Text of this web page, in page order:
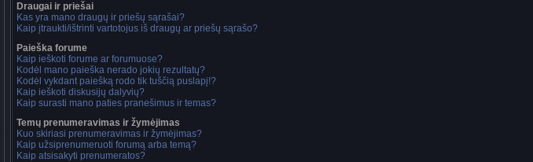
Draugai ir priešai
Kas yra mano draugų ir priešų sąrašai?
Kaip įtraukti/ištrinti vartotojus iš draugų ar priešų sąrašo?
Paieška forume
Kaip ieškoti forume ar forumuose?
Kodėl mano paieška nerado jokių rezultatų?
Kodėl vykdant paiešką rodo tik tuščią puslapį!?
Kaip ieškoti diskusijų dalyvių?
Kaip surasti mano paties pranešimus ir temas?
Temų prenumeravimas ir žymėjimas
Kuo skiriasi prenumeravimas ir žymėjimas?
Kaip užsiprenumeruoti forumą arba temą?
Kaip atsisakyti prenumeratos?